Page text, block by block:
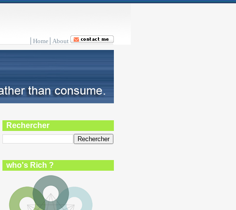
Home About
Rechercher
who's Rich ?